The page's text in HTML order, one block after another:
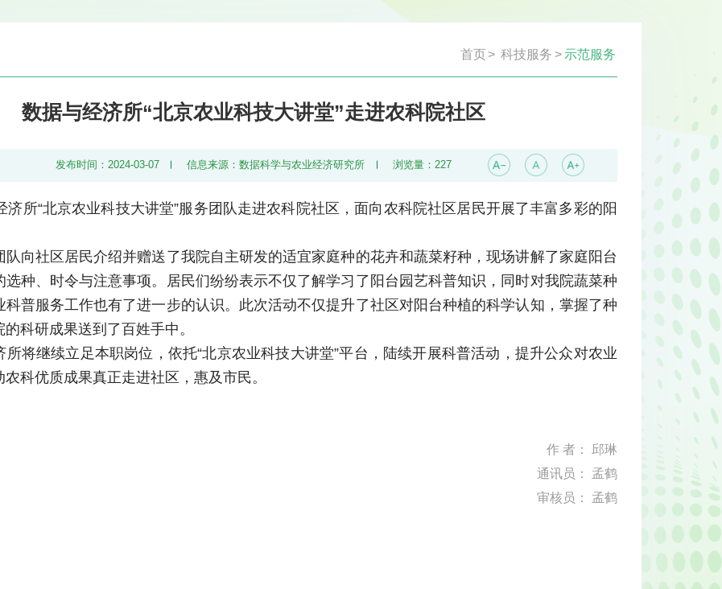
首页> 科技服务 > 示范服务
数据与经济所“北京农业科技大讲堂”走进农科院社区
发布时间：2024-03-07 信息来源：数据科学与农业经济研究所 浏览量：227
济所“北京农业科技大讲堂”服务团队走进农科院社区，面向农科院社区居民开展了丰富多彩的阳
队向社区居民介绍并赠送了我院自主研发的适宜家庭种的花卉和蔬菜籽种，现场讲解了家庭阳台
选种、时令与注意事项。居民们纷纷表示不仅了解学习了阳台园艺科普知识，同时对我院蔬菜种
科普服务工作也有了进一步的认识。此次活动不仅提升了社区对阳台种植的科学认知，掌握了种
科研成果送到了百姓手中。
所将继续立足本职岗位，依托“北京农业科技大讲堂”平台，陆续开展科普活动，提升公众对农业
科优质成果真正走进社区，惠及市民。
作 者： 邱琳
通讯员： 孟鹤
审核员： 孟鹤